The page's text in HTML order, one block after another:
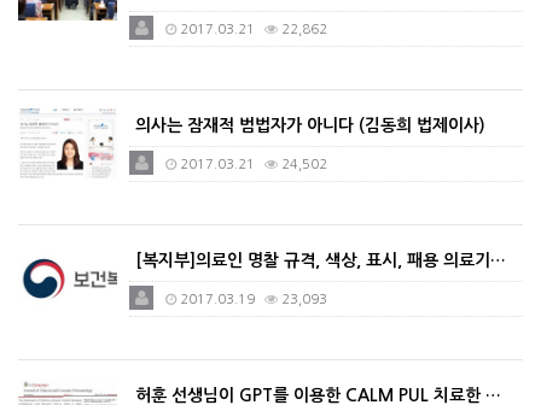
2017.03.21 22,862
의사는 잠재적 범법자가 아니다 (김동희 법제이사)
2017.03.21 24,502
[복지부]의료인 명찰 규격, 색상, 표시, 패용 의료기…
2017.03.19 23,093
허훈 선생님이 GPT를 이용한 CALM PUL 치료한 …